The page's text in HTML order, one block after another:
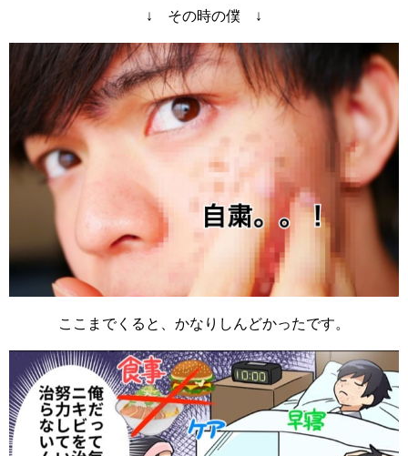
↓ その時の僕 ↓
ここまでくると、かなりしんどかったです。